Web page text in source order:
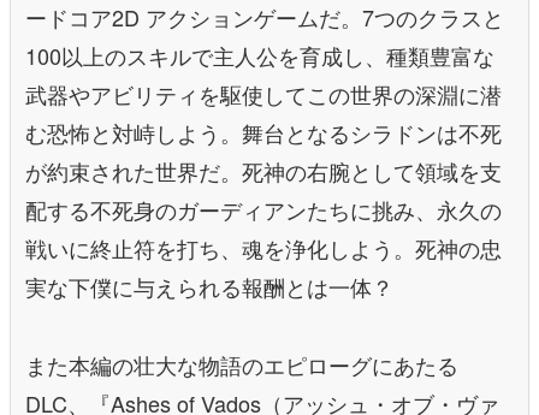
ードコア2D アクションゲームだ。7つのクラスと
100以上のスキルで主人公を育成し、種類豊富な
武器やアビリティを駆使してこの世界の深淵に潜
む恐怖と対峙しよう。舞台となるシラドンは不死
が約束された世界だ。死神の右腕として領域を支
配する不死身のガーディアンたちに挑み、永久の
戦いに終止符を打ち、魂を浄化しよう。死神の忠
実な下僕に与えられる報酬とは一体？
また本編の壮大な物語のエピローグにあたる
DLC、『Ashes of Vados（アッシュ・オブ・ヴァ